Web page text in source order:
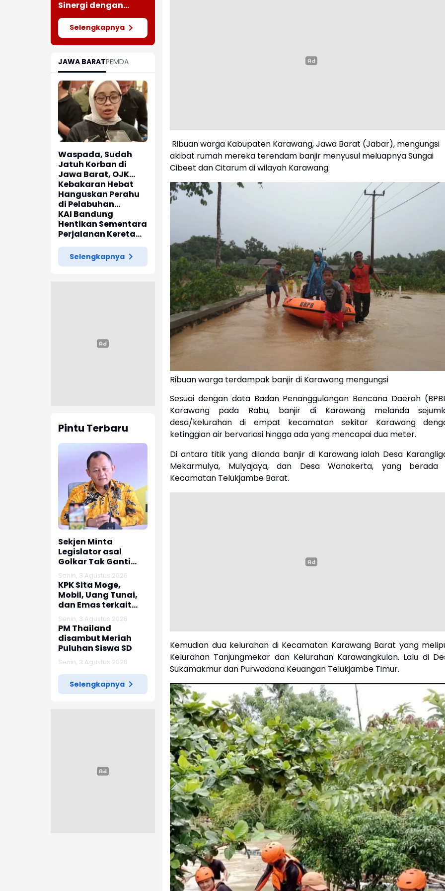
Meluas
Sinergi dengan
Insan Pers Melalui
Silaturahmi
Bersama Media
Selengkapnya
JAWA BARATPEMDA
Waspada, Sudah
Jatuh Korban di
Jawa Barat, OJK
dan Polisi Ungkap
Dugaan Penipuan
Modus Titip Limit
Paylater
Kebakaran Hebat
Hanguskan Perahu
di Pelabuhan
Karangsong
Indramayu
KAI Bandung
Hentikan Sementara
Perjalanan Kereta
Pascagempa
Pangandaran
Selengkapnya
Pintu Terbaru
Sekjen Minta
Legislator asal
Golkar Tak Ganti
Nomor HP usai Jadi
Dewan
Senin, 3 Agustus 2026
KPK Sita Moge,
Mobil, Uang Tunai,
dan Emas terkait
Kasus Korupsi
Bupati Pemalang
Senin, 3 Agustus 2026
PM Thailand
disambut Meriah
Puluhan Siswa SD
Senin, 3 Agustus 2026
Selengkapnya
Ribuan warga Kabupaten Karawang, Jawa Barat (Jabar), mengungsi
akibat rumah mereka terendam banjir menyusul meluapnya Sungai
Cibeet dan Citarum di wilayah Karawang.
Ribuan warga terdampak banjir di Karawang mengungsi
Sesuai dengan data Badan Penanggulangan Bencana Daerah
Karawang pada Rabu, banjir di Karawang melanda
desa/kelurahan di empat kecamatan sekitar Karawang
ketinggian air bervariasi hingga ada yang mencapai dua meter.
Di antara titik yang dilanda banjir di Karawang ialah Desa
Mekarmulya, Mulyajaya, dan Desa Wanakerta, yang berada
Kecamatan Telukjambe Barat.
Kemudian dua kelurahan di Kecamatan Karawang Barat yang
Kelurahan Tanjungmekar dan Kelurahan Karawangkulon. Lalu di
Sukamakmur dan Purwadana Keuangan Telukjambe Timur.